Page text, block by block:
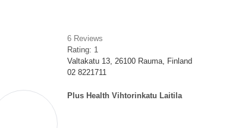
6 Reviews
Rating: 1
Valtakatu 13, 26100 Rauma, Finland
02 8221711
Plus Health Vihtorinkatu Laitila